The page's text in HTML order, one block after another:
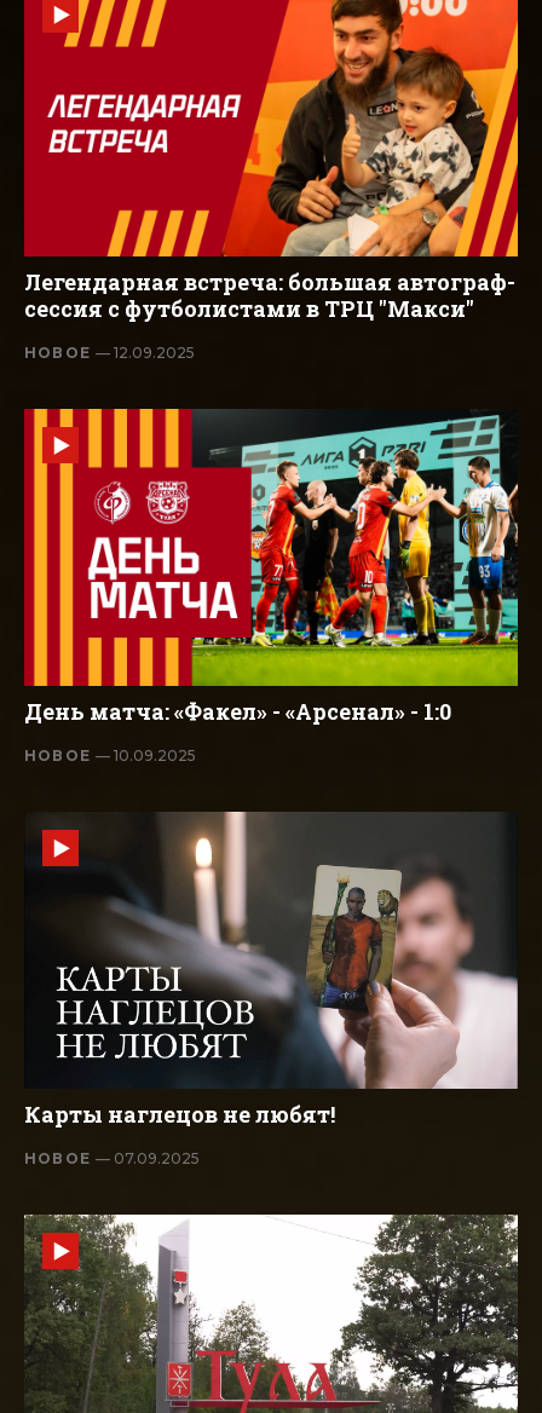
Легендарная встреча: большая автограф-
сессия с футболистами в ТРЦ "Макси"
НОВОЕ— 12.09.2025
День матча: «Факел» - «Арсенал» - 1:0
НОВОЕ— 10.09.2025
Карты наглецов не любят!
НОВОЕ— 07.09.2025